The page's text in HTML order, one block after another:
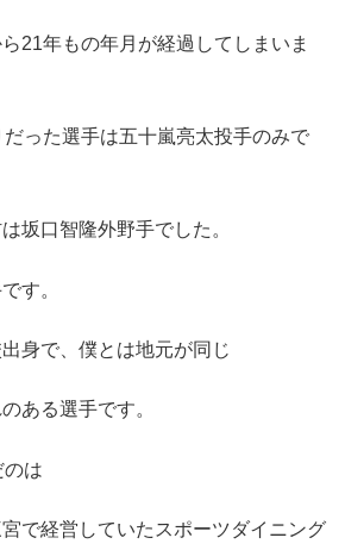
21年もの年月が経過してしまいま
った選手は五十嵐亮太投手のみで
坂口智隆外野手でした。
す。
身で、僕とは地元が同じ
ある選手です。
は
で経営していたスポーツダイニング